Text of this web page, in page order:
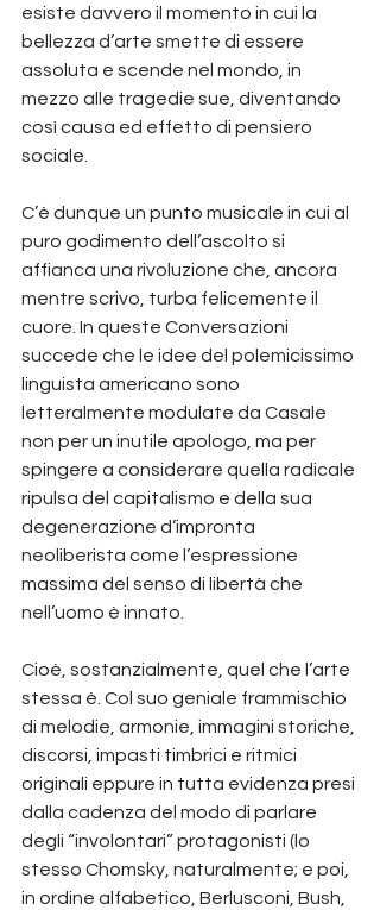
esiste davvero il momento in cui la
bellezza d’arte smette di essere
assoluta e scende nel mondo, in
mezzo alle tragedie sue, diventando
così causa ed effetto di pensiero
sociale.
C’è dunque un punto musicale in cui al
puro godimento dell’ascolto si
affianca una rivoluzione che, ancora
mentre scrivo, turba felicemente il
cuore. In queste Conversazioni
succede che le idee del polemicissimo
linguista americano sono
letteralmente modulate da Casale
non per un inutile apologo, ma per
spingere a considerare quella radicale
ripulsa del capitalismo e della sua
degenerazione d’impronta
neoliberista come l’espressione
massima del senso di libertà che
nell’uomo è innato.
Cioè, sostanzialmente, quel che l’arte
stessa è. Col suo geniale frammischìo
di melodie, armonie, immagini storiche,
discorsi, impasti timbrici e ritmici
originali eppure in tutta evidenza presi
dalla cadenza del modo di parlare
degli “involontari” protagonisti (lo
stesso Chomsky, naturalmente; e poi,
in ordine alfabetico, Berlusconi, Bush,